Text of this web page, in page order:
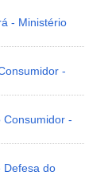
- Ministério
-
Consumidor -
Defesa do